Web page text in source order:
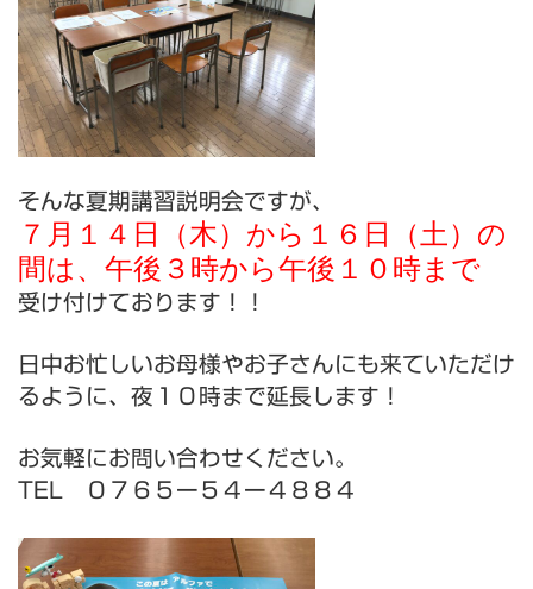
そんな夏期講習説明会ですが、
７月１４日（木）から１６日（土）の
間は、午後３時から午後１０時まで
受け付けております！！
日中お忙しいお母様やお子さんにも来ていただけ
るように、夜１０時まで延長します！
お気軽にお問い合わせください。
TEL ０７６５ー５４ー４８８４